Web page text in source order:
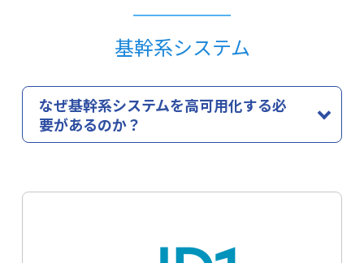
基幹系システム
なぜ基幹系システムを高可用化する必
要があるのか？
り、停止すると業務の遅延や顧客対応の停止により、売
例えば、SAP、JP1、HULFT、DataSpider、SVFなどの業